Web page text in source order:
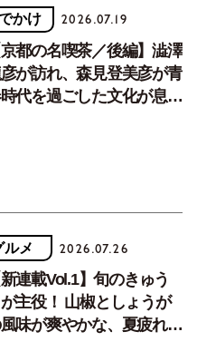
かけ 2026.07.19
京都の名喫茶／後編】澁澤
が訪れ、森見登美彦が青
代を過ごした文化が息づ
ルメ 2026.07.26
新連載Vol.1】旬のきゅう
が主役！ 山椒としょうが
味が爽やかな、夏疲れを